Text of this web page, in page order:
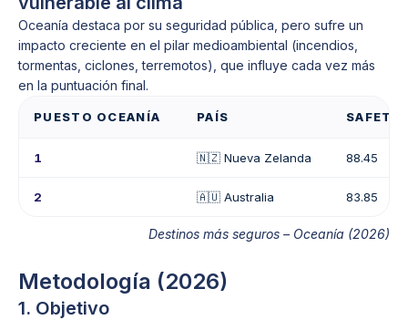
Oceanía destaca por su seguridad pública, pero sufre un
impacto creciente en el pilar medioambiental (incendios,
tormentas, ciclones, terremotos), que influye cada vez más
en la puntuación final.
PUESTO OCEANÍA PAÍS
1 🇳🇿 Nueva Zelanda 88.45
2 🇦🇺 Australia 83.85
Destinos más seguros – Oceanía (2026)
Metodología (2026)
1. Objetivo